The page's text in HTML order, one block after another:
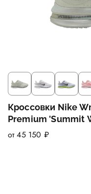
Кроссовки Nike
Premium 'Summit
от 45 150 ₽